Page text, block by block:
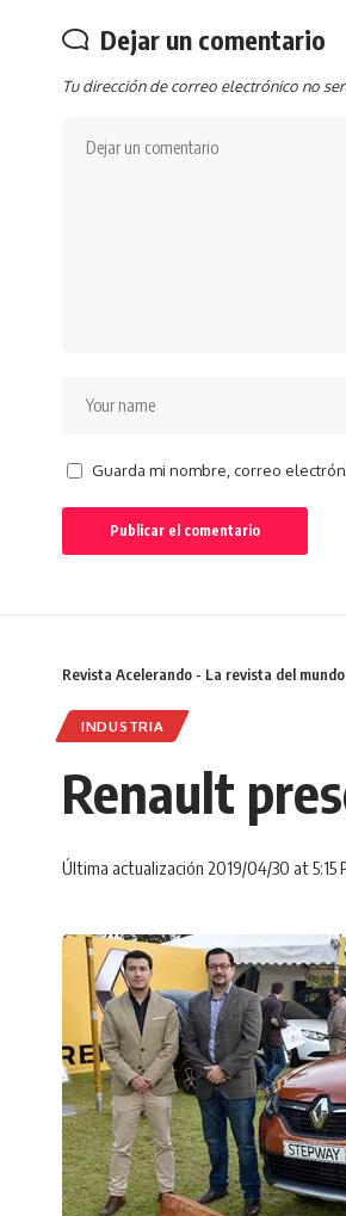
Dejar un comentario
Tu dirección de correo electrónico no
Guarda mi nombre, correo
Revista Acelerando - La revista del
INDUSTRIA
Renault
Última actualización 2019/04/30 at 5:15